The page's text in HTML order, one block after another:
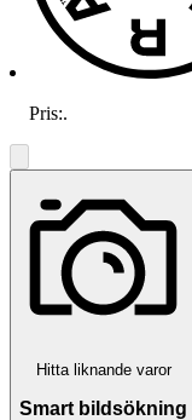
Pris:.
Hitta liknande varor
Smart bildsökning